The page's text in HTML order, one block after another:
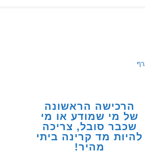
הרכישה הראשונה
של מי שמודע או מי
שכבר סובל, צריכה
להיות מד קרינה ביתי
מהיר!